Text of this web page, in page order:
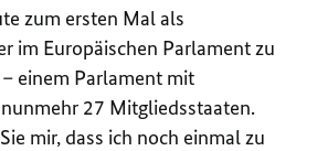
zum ersten Mal als
im Europäischen Parlament zu
einem Parlament mit
27 Mitgliedsstaaten.
mir, dass ich noch einmal zu